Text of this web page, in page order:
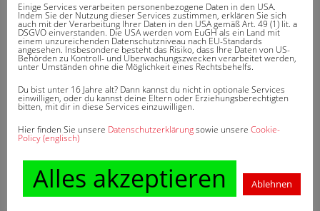
DAS KÖNNTE SIE AUCH
INTERESSIEREN
Keine ähnlichen Artikel gefunden.
WUSSTEN SIE SCHON?
Einige Services verarbeiten personenbezogene Daten in den USA.
Indem Sie der Nutzung dieser Services zustimmen, erklären Sie sich
auch mit der Verarbeitung Ihrer Daten in den USA gemäß Art. 49 (1) lit. a
DSGVO einverstanden. Die USA werden vom EuGH als ein Land mit
einem unzureichenden Datenschutzniveau nach EU-Standards
angesehen. Insbesondere besteht das Risiko, dass Ihre Daten von US-
Behörden zu Kontroll- und Überwachungszwecken verarbeitet werden,
unter Umständen ohne die Möglichkeit eines Rechtsbehelfs.
Du bist unter 16 Jahre alt? Dann kannst du nicht in optionale Services
einwilligen, oder du kannst deine Eltern oder Erziehungsberechtigten
bitten, mit dir in diese Services einzuwilligen.
Hier finden Sie unsere Datenschutzerklärungsowie unsere Cookie-
Policy (englisch)
Alles akzeptieren Ablehnen